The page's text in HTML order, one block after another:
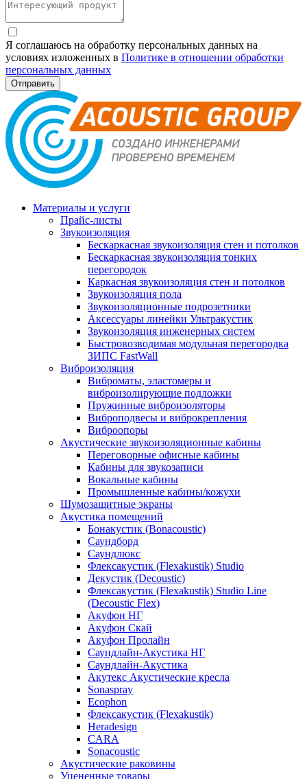
Я соглашаюсь на обработку персональных данных на
условиях изложенных в Политике в отношении обработки
персональных данных
Материалы и услуги
Прайс-листы
Звукоизоляция
Бескаркасная звукоизоляция стен и потолков
Бескаркасная звукоизоляция тонких
перегородок
Каркасная звукоизоляция стен и потолков
Звукоизоляция пола
Звукоизоляционные подрозетники
Аксессуары линейки Ультракустик
Звукоизоляция инженерных систем
Быстровозводимая модульная перегородка
ЗИПС FastWall
Виброизоляция
Виброматы, эластомеры и
виброизолирующие подложки
Пружинные виброизоляторы
Виброподвесы и виброкрепления
Виброопоры
Акустические звукоизоляционные кабины
Переговорные офисные кабины
Кабины для звукозаписи
Вокальные кабины
Промышленные кабины/кожухи
Шумозащитные экраны
Акустика помещений
Бонакустик (Bonacoustic)
Саундборд
Саундлюкс
Флексакустик (Flexakustik) Studio
Декустик (Decoustic)
Флексакустик (Flexakustik) Studio Line
(Decoustic Flex)
Акуфон НГ
Акуфон Скай
Акуфон Пролайн
Саундлайн-Акустика НГ
Саундлайн-Акустика
Акутекс Акустические кресла
Sonaspray
Ecophon
Флексакустик (Flexakustik)
Heradesign
CARA
Sonacoustic
Акустические раковины
Уцененные товары